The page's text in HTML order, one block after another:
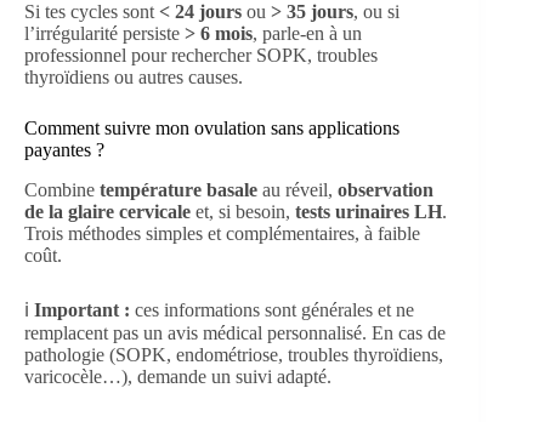
Si tes cycles sont < 24 jours ou > 35 jours, ou si
l’irrégularité persiste > 6 mois, parle-en à un
professionnel pour rechercher SOPK, troubles
thyroïdiens ou autres causes.
Comment suivre mon ovulation sans applications
payantes ?
Combine température basale au réveil, observation
de la glaire cervicale et, si besoin, tests urinaires LH.
Trois méthodes simples et complémentaires, à faible
coût.
ℹ️ Important : ces informations sont générales et ne
remplacent pas un avis médical personnalisé. En cas de
pathologie (SOPK, endométriose, troubles thyroïdiens,
varicocèle…), demande un suivi adapté.